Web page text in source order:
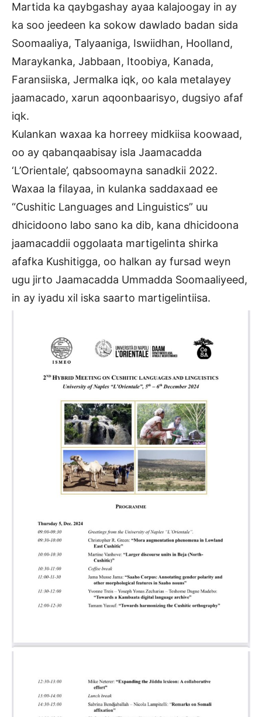
Martida ka qaybgashay ayaa kalajoogay in ay
ka soo jeedeen ka sokow dawlado badan sida
Soomaaliya, Talyaaniga, Iswiidhan, Hoolland,
Maraykanka, Jabbaan, Itoobiya, Kanada,
Faransiiska, Jermalka iqk, oo kala metalayey
jaamacado, xarun aqoonbaarisyo, dugsiyo afaf
iqk.
Kulankan waxaa ka horreey midkiisa koowaad,
oo ay qabanqaabisay isla Jaamacadda
‘L’Orientale’, qabsoomayna sanadkii 2022.
Waxaa la filayaa, in kulanka saddaxaad ee
“Cushitic Languages and Linguistics” uu
dhicidoono labo sano ka dib, kana dhicidoona
jaamacaddii oggolaata martigelinta shirka
afafka Kushitigga, oo halkan ay fursad weyn
ugu jirto Jaamacadda Ummadda Soomaaliyeed,
in ay iyadu xil iska saarto martigelintiisa.